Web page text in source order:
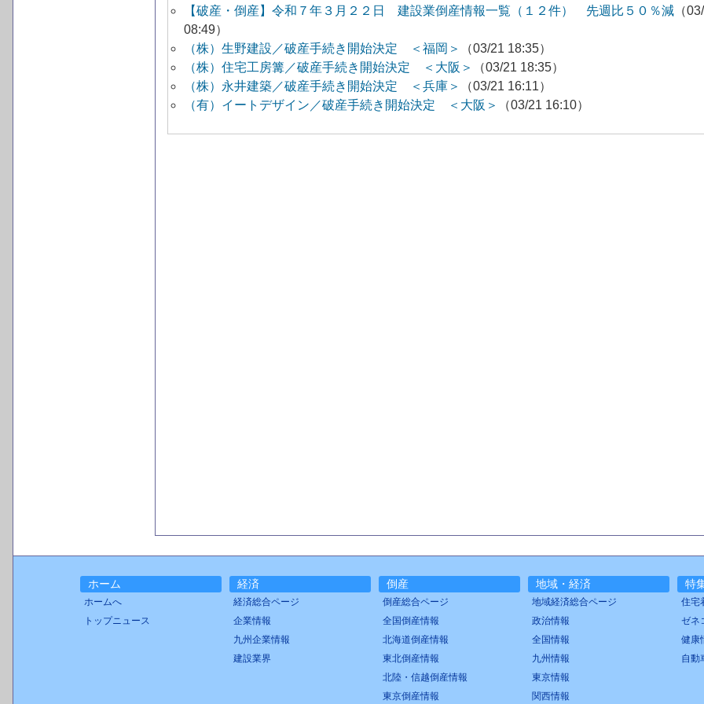
【破産・倒産】令和７年３月２２日 建設業倒産情報一覧（１２件） 先週比５０％減 （
08:49）
（株）生野建設／破産手続き開始決定 ＜福岡＞
（03/21 18:35）
（株）住宅工房篝／破産手続き開始決定 ＜大阪＞
（03/21 18:35）
（株）永井建築／破産手続き開始決定 ＜兵庫＞
（03/21 16:11）
（有）イートデザイン／破産手続き開始決定 ＜大阪＞
（03/21 16:10）
ホーム
ホームへ
トップニュース
経済
経済総合ページ
企業情報
九州企業情報
建設業界
倒産
倒産総合ページ
全国倒産情報
北海道倒産情報
東北倒産情報
北陸・信越倒産情報
東京倒産情報
地域・経済
地域経済総合ページ
政治情報
全国情報
九州情報
東京情報
関西情報
特
住宅
ゼネ
健康
自動